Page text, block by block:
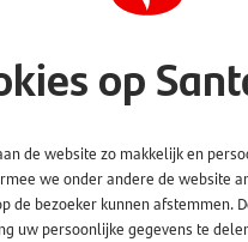
op
de website zo makkelijk en
we onder andere de website
de bezoeker kunnen afstemmen.
uw persoonlijke gegevens te